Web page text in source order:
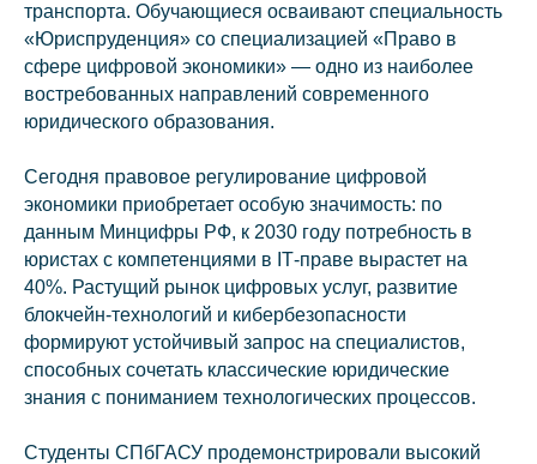
транспорта. Обучающиеся осваивают специальность
«Юриспруденция» со специализацией «Право в
сфере цифровой экономики» — одно из наиболее
востребованных направлений современного
юридического образования.
Сегодня правовое регулирование цифровой
экономики приобретает особую значимость: по
данным Минцифры РФ, к 2030 году потребность в
юристах с компетенциями в IT‑праве вырастет на
40%. Растущий рынок цифровых услуг, развитие
блокчейн‑технологий и кибербезопасности
формируют устойчивый запрос на специалистов,
способных сочетать классические юридические
знания с пониманием технологических процессов.
Студенты СПбГАСУ продемонстрировали высокий